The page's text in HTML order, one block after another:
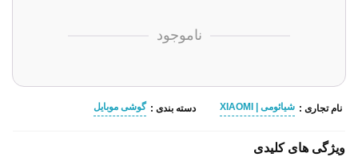
ناموجود
نام تجاری : شیائومی | XIAOMI دسته بندی : گوشی موبایل
ویژگی های کلیدی